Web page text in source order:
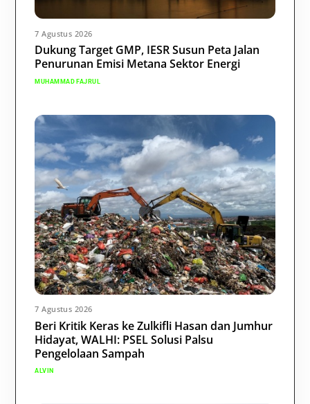
7 Agustus 2026
Dukung Target GMP, IESR Susun Peta Jalan
Penurunan Emisi Metana Sektor Energi
MUHAMMAD FAJRUL
7 Agustus 2026
Beri Kritik Keras ke Zulkifli Hasan dan Jumhur
Hidayat, WALHI: PSEL Solusi Palsu
Pengelolaan Sampah
ALVIN